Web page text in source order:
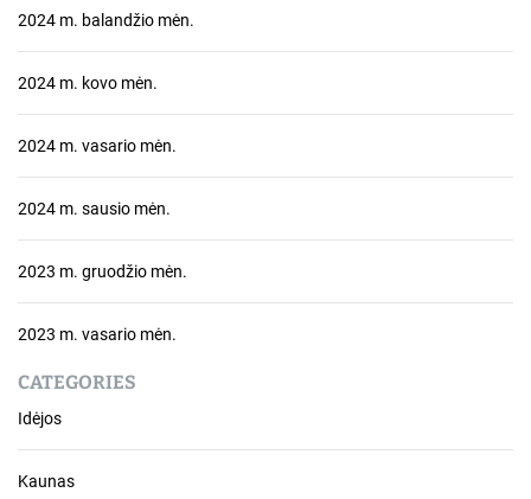
2024 m. balandžio mėn.
2024 m. kovo mėn.
2024 m. vasario mėn.
2024 m. sausio mėn.
2023 m. gruodžio mėn.
2023 m. vasario mėn.
CATEGORIES
Idėjos
Kaunas